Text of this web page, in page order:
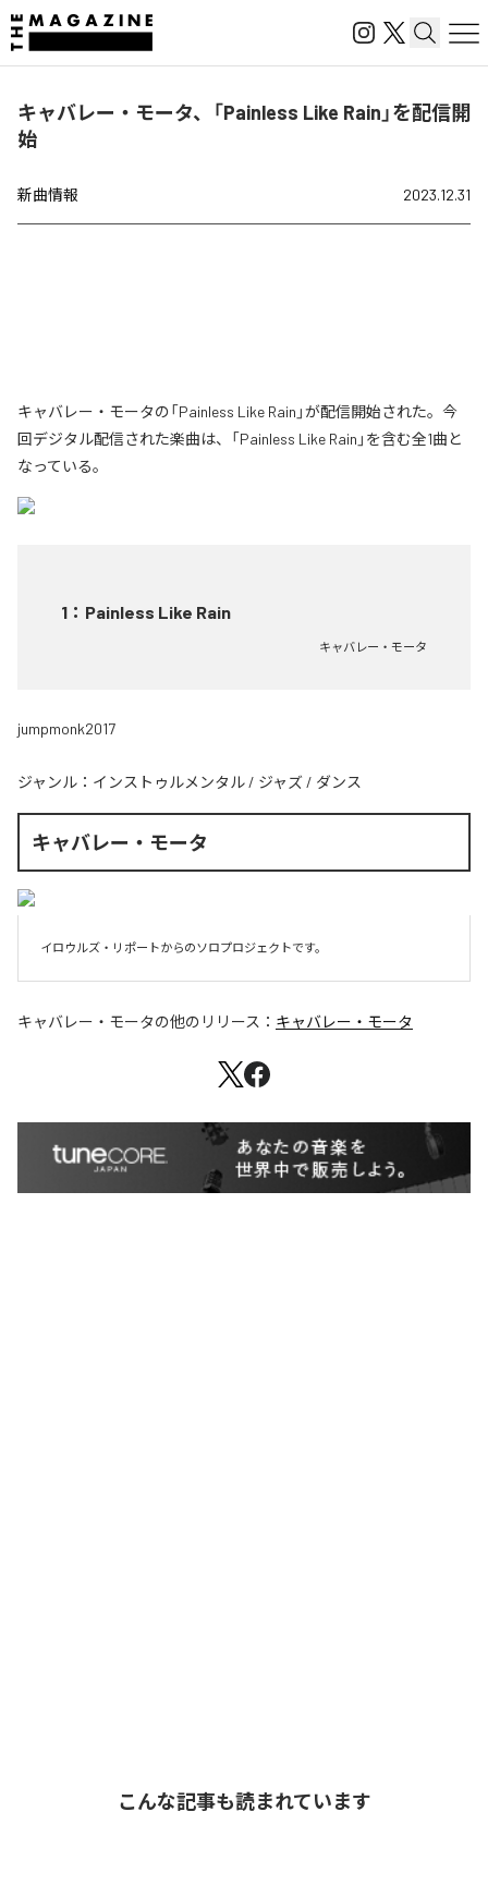
キャバレー・モータ、「Painless Like Rain」を配信開
始
新曲情報 2023.12.31
キャバレー・モータの「Painless Like Rain」が配信開始された。今
回デジタル配信された楽曲は、「Painless Like Rain」を含む全1曲と
なっている。
1 ： Painless Like Rain
キャバレー・モータ
jumpmonk2017
ジャンル： インストゥルメンタル / ジャズ / ダンス
キャバレー・モータ
イロウルズ・リポートからのソロプロジェクトです。
キャバレー・モータの他のリリース： キャバレー・モータ
こんな記事も読まれています